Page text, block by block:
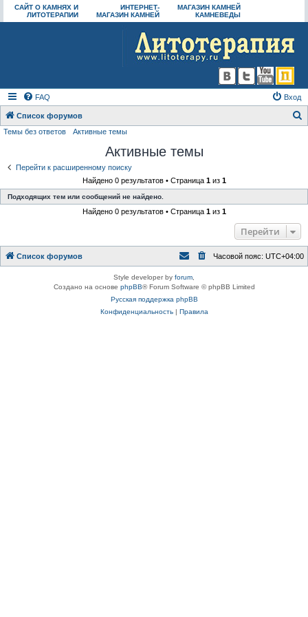
САЙТ О КАМНЯХ И
ЛИТОТЕРАПИИ
ИНТЕРНЕТ-
МАГАЗИН КАМНЕЙ
МАГАЗИН КАМНЕЙ
КАМНЕВЕДЫ
FAQ Вход
Список форумов
Темы без ответов Активные темы
Активные темы
Перейти к расширенному поиску
Найдено 0 результатов • Страница 1из 1
Подходящих тем или сообщений не найдено.
Найдено 0 результатов • Страница 1из 1
Перейти
Список форумов Часовой пояс: UTC+04:00
Style developer by forum
Создано на основе phpBB® Forum Software © phpBB Limited
Русская поддержка phpBB
Конфиденциальность| Правила